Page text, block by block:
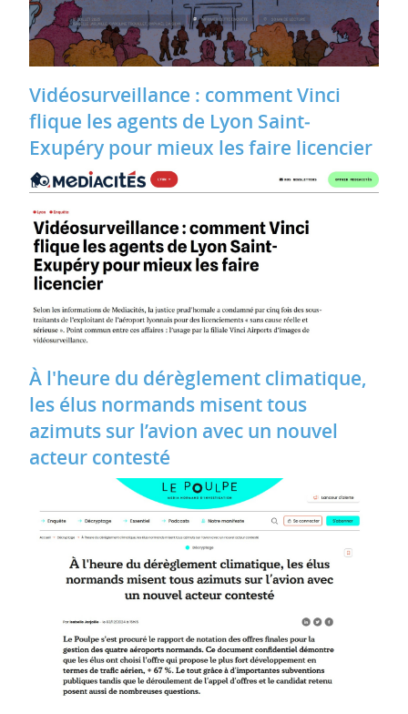
Vidéosurveillance : comment Vinci
flique les agents de Lyon Saint‐
Exupéry pour mieux les faire licencier
À l'heure du dérèglement climatique,
les élus normands misent tous
azimuts sur l’avion avec un nouvel
acteur contesté